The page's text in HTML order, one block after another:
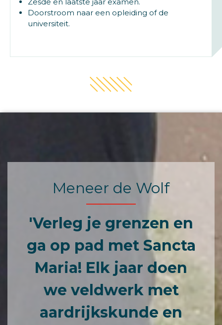
Doorstroom naar een opleiding of de
universiteit.
Meneer de Wolf
'Verleg je grenzen en
ga op pad met Sancta
Maria! Elk jaar doen
we veldwerk met
aardrijkskunde en